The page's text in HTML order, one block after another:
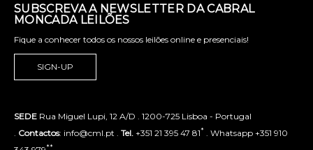
SUBSCREVA A NEWSLETTER DA CABRAL
MONCADA LEILÕES
Fique a conhecer todos os nossos leilões online e presenciais!
SIGN-UP
SEDE Rua Miguel Lupi, 12 A/D . 1200-725 Lisboa - Portugal
Contactos: info@cml.pt . Tel. +351 21 395 47 81* . Whatsapp +351 910
**